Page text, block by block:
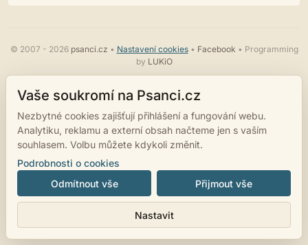
© 2007 - 2026 psanci.cz • Nastavení cookies• Facebook • Programming
by LUKiO
Vaše soukromí na Psanci.cz
Nezbytné cookies zajišťují přihlášení a fungování webu.
Analytiku, reklamu a externí obsah načteme jen s vaším
souhlasem. Volbu můžete kdykoli změnit.
Podrobnosti o cookies
Odmítnout vše
Nastavit
Přijmout vše